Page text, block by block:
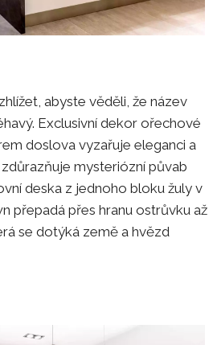
abyste věděli, že název
Exclusivní dekor ořechové
doslova vyzařuje eleganci a
mysteriózní půvab
deska z jednoho bloku žuly v
přepadá přes hranu ostrůvku až
se dotýká země a hvězd